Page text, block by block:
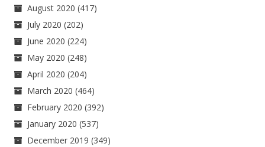
August 2020 (417)
July 2020 (202)
June 2020 (224)
May 2020 (248)
April 2020 (204)
March 2020 (464)
February 2020 (392)
January 2020 (537)
December 2019 (349)